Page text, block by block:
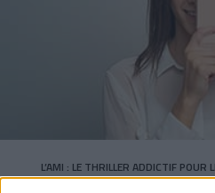
L’AMI : LE THRILLER ADDICTIF POUR